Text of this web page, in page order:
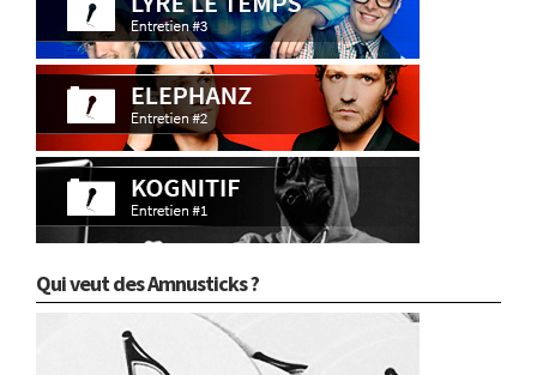
Qui veut des Amnusticks ?